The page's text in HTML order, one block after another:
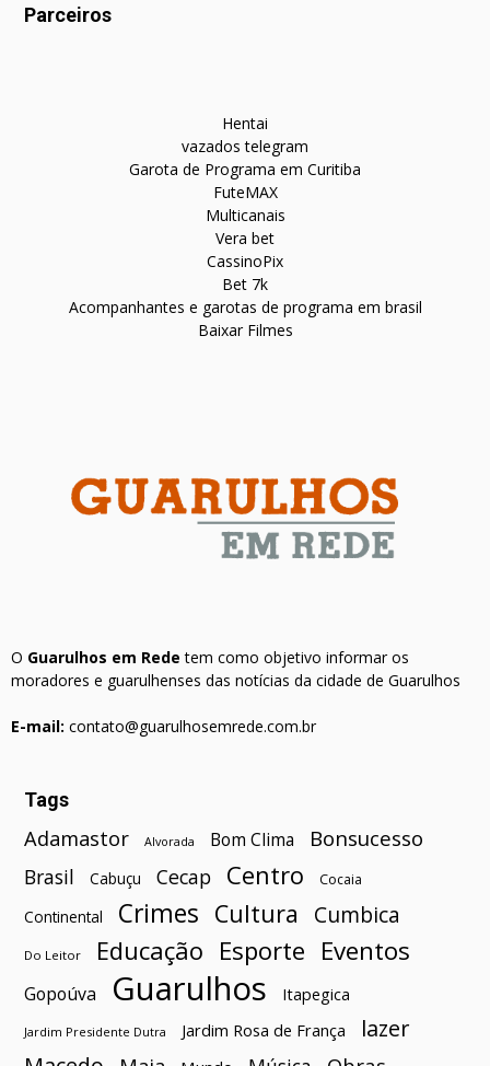
Parceiros
Hentai
vazados telegram
Garota de Programa em Curitiba
FuteMAX
Multicanais
Vera bet
CassinoPix
Bet 7k
Acompanhantes e garotas de programa em brasil
Baixar Filmes
O Guarulhos em Rede tem como objetivo informar os
moradores e guarulhenses das notícias da cidade de Guarulhos
E-mail: contato@guarulhosemrede.com.br
Tags
Adamastor Alvorada Bom Clima Bonsucesso
Brasil Cabuçu Cecap Centro Cocaia
Continental Crimes Cultura Cumbica
Do Leitor Educação Esporte Eventos
Gopoúva Guarulhos Itapegica
Jardim Presidente Dutra Jardim Rosa de França
lazer